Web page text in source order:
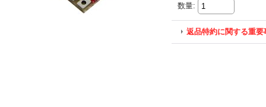
数量:
返品特約に関する重要